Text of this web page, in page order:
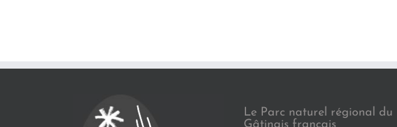
Le Parc naturel régional du
Gâtinais français